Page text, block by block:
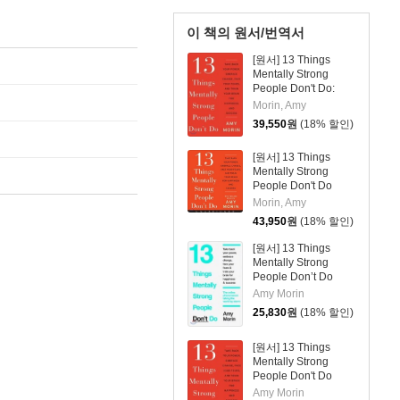
이 책의 원서/번역서
[원서] 13 Things
Mentally Strong
People Don't Do:
Take Back Your
Power, Embrace
Change, Face Your
Your Brain for
Happiness and
Success
Morin, Amy
39,550원 (18% 할인)
[원서] 13 Things
Mentally Strong
People Don't Do
Morin, Amy
43,950원 (18% 할인)
[원서] 13 Things
Mentally Strong
People Don’t Do
Amy Morin
25,830원 (18% 할인)
[원서] 13 Things
Mentally Strong
People Don't Do
Amy Morin